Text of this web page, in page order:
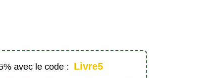
avec le code : Livre5